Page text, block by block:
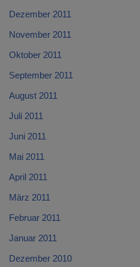
Dezember 2011
November 2011
Oktober 2011
September 2011
August 2011
Juli 2011
Juni 2011
Mai 2011
April 2011
März 2011
Februar 2011
Januar 2011
Dezember 2010